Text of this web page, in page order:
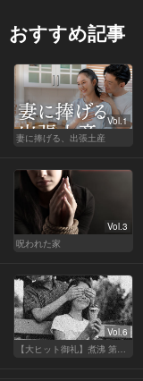
おすすめ記事
Vol.1
妻に捧げる、出張土産
Vol.3
呪われた家
Vol.6
【大ヒット御礼】煮沸 第二章